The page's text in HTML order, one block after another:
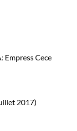
Empress Cece
2017)